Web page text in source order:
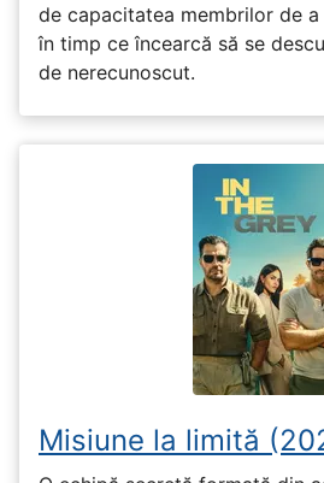
de capacitatea membrilor de a
în timp ce încearcă să se
de nerecunoscut.
Misiune la limită